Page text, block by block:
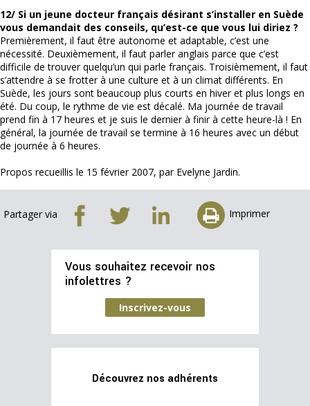
12/ Si un jeune docteur français désirant s’installer en Suède
vous demandait des conseils, qu’est-ce que vous lui diriez ?
Premièrement, il faut être autonome et adaptable, c’est une
nécessité. Deuxièmement, il faut parler anglais parce que c’est
difficile de trouver quelqu’un qui parle français. Troisièmement, il faut
s’attendre à se frotter à une culture et à un climat différents. En
Suède, les jours sont beaucoup plus courts en hiver et plus longs en
été. Du coup, le rythme de vie est décalé. Ma journée de travail
prend fin à 17 heures et je suis le dernier à finir à cette heure-là ! En
général, la journée de travail se termine à 16 heures avec un début
de journée à 6 heures.
Propos recueillis le 15 février 2007, par Evelyne Jardin.
Partager via Imprimer
Vous souhaitez recevoir nos
infolettres ?
Inscrivez-vous
Découvrez nos adhérents